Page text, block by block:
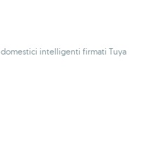
intelligenti firmati Tuya